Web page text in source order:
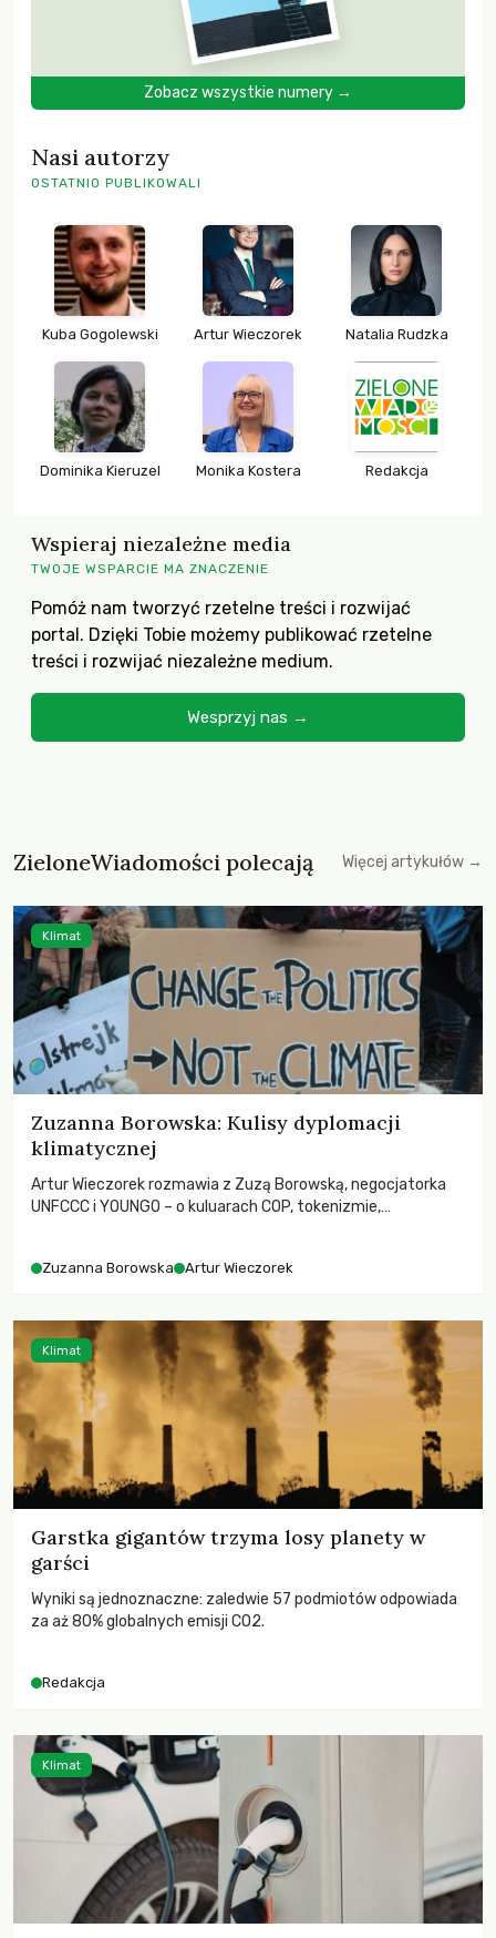
Zobacz wszystkie numery →
Nasi autorzy
OSTATNIO PUBLIKOWALI
Kuba Gogolewski Artur Wieczorek Natalia Rudzka
Dominika Kieruzel Monika Kostera Redakcja
Wspieraj niezależne media
TWOJE WSPARCIE MA ZNACZENIE
Pomóż nam tworzyć rzetelne treści i rozwijać
portal. Dzięki Tobie możemy publikować rzetelne
treści i rozwijać niezależne medium.
Wesprzyj nas →
ZieloneWiadomości polecają Więcej artykułów →
Zuzanna Borowska: Kulisy dyplomacji
klimatycznej
Artur Wieczorek rozmawia z Zuzą Borowską, negocjatorka
UNFCCC i YOUNGO – o kuluarach COP, tokenizmie,
Zuzanna Borowska Artur Wieczorek
Klimat
Garstka gigantów trzyma losy planety w
garści
Wyniki są jednoznaczne: zaledwie 57 podmiotów odpowiada
za aż 80% globalnych emisji CO2.
Redakcja
Klimat
Klimat